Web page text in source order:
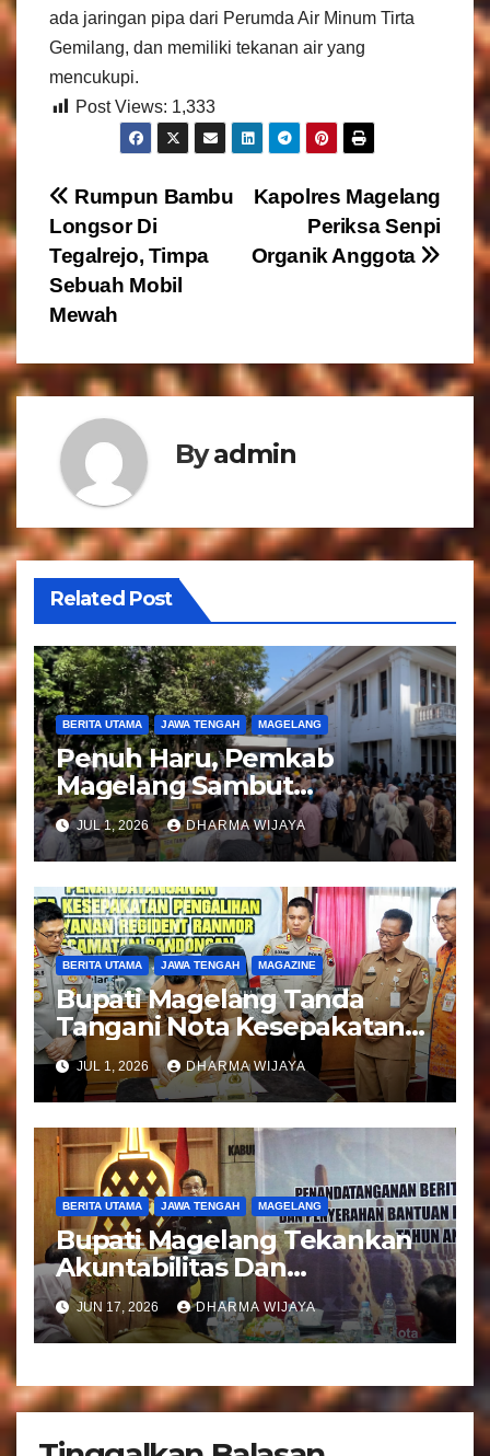
ada jaringan pipa dari Perumda Air Minum Tirta
Gemilang, dan memiliki tekanan air yang
mencukupi.
Post Views: 1,333
N
a
v
g
a
s
i
p
o
s
Kapolres Magelang
Periksa Senpi
Organik Anggota
Rumpun Bambu
Longsor Di
Tegalrejo, Timpa
Sebuah Mobil
Mewah
Byadmin
Related Post
BERITA UTAMA JAWA TENGAH MAGELANG
Penuh Haru, Pemkab
Magelang Sambut
Kepulangan Jemaah Haji
Kloter 81
JUL 1, 2026 DHARMA WIJAYA
BERITA UTAMA JAWA TENGAH MAGAZINE
Bupati Magelang Tanda
Tangani Nota Kesepakatan
Pengalihan Pelayanan
Regident Di Kecamatan
Bandongan
JUL 1, 2026 DHARMA WIJAYA
BERITA UTAMA JAWA TENGAH MAGELANG
Bupati Magelang Tekankan
Akuntabilitas Dan
Tranparansi Pengelolaan
Bantuan Keuangan Parpol
JUN 17, 2026 DHARMA WIJAYA